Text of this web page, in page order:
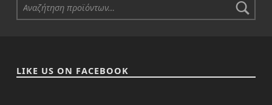
LIKE US ON FACEBOOK